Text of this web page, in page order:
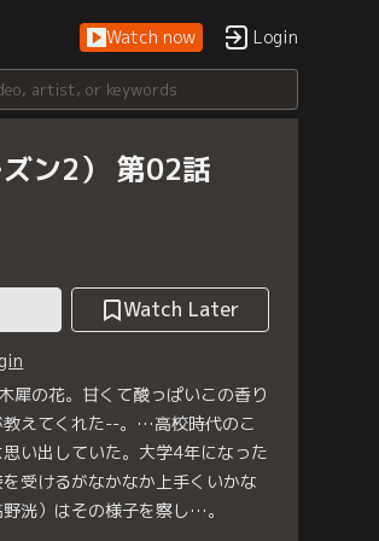
Watch now Login
ン2） 第02話
Watch Later
犀の花。甘くて酸っぱいこの香り
えてくれた--。…高校時代のこ
い出していた。大学4年になった
受けるがなかなか上手くいかな
洸）はその様子を察し…。